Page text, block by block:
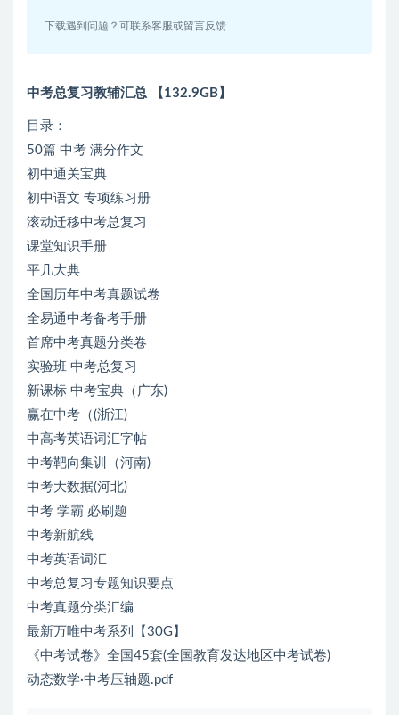
下载遇到问题？可联系客服或留言反馈
中考总复习教辅汇总 【132.9GB】
目录：
50篇 中考 满分作文
初中通关宝典
初中语文 专项练习册
滚动迁移中考总复习
课堂知识手册
平几大典
全国历年中考真题试卷
全易通中考备考手册
首席中考真题分类卷
实验班 中考总复习
新课标 中考宝典（广东)
赢在中考（(浙江)
中高考英语词汇字帖
中考靶向集训（河南)
中考大数据(河北)
中考 学霸 必刷题
中考新航线
中考英语词汇
中考总复习专题知识要点
中考真题分类汇编
最新万唯中考系列【30G】
《中考试卷》全国45套(全国教育发达地区中考试卷)
动态数学·中考压轴题.pdf